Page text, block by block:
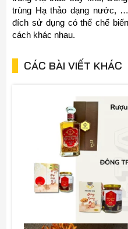
trùng Hạ thảo dạng nước,
đích sử dụng có thể chế
cách khác nhau.
CÁC BÀI VIẾT KHÁC